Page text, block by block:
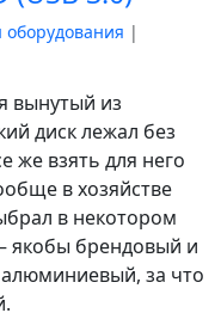
|
вынутый из
диск лежал без
же взять для него
в хозяйстве
в некотором
якобы брендовый и
за что